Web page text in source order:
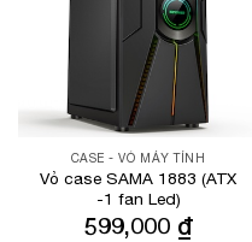
CASE - VỎ MÁY TÍNH
Vỏ case SAMA 1883 (ATX
-1 fan Led)
599,000 ₫